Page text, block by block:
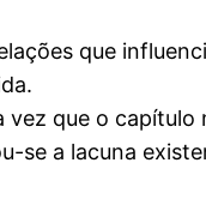
que
que o capítulo
se a lacuna